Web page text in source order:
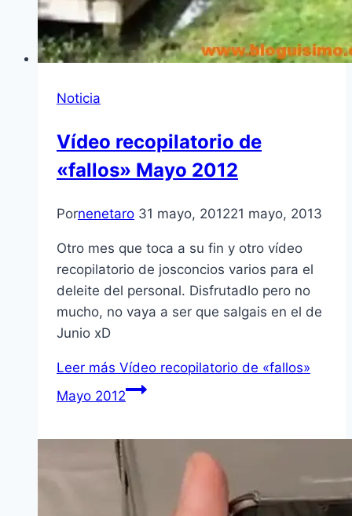
Noticia
Ví­deo recopilatorio de
«fallos» Mayo 2012
Pornenetaro 31 mayo, 201221 mayo, 2013
Otro mes que toca a su fin y otro ví­deo
recopilatorio de josconcios varios para el
deleite del personal. Disfrutadlo pero no
mucho, no vaya a ser que salgais en el de
Junio xD
Leer más Ví­deo recopilatorio de «fallos»
Mayo 2012